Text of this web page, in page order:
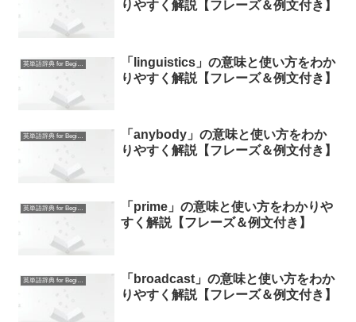
りやすく解説【フレーズ＆例文付き】
英単語辞典 for Beginners
「linguistics」の意味と使い方をわか
りやすく解説【フレーズ＆例文付き】
英単語辞典 for Beginners
「anybody」の意味と使い方をわか
りやすく解説【フレーズ＆例文付き】
英単語辞典 for Beginners
「prime」の意味と使い方をわかりや
すく解説【フレーズ＆例文付き】
英単語辞典 for Beginners
「broadcast」の意味と使い方をわか
りやすく解説【フレーズ＆例文付き】